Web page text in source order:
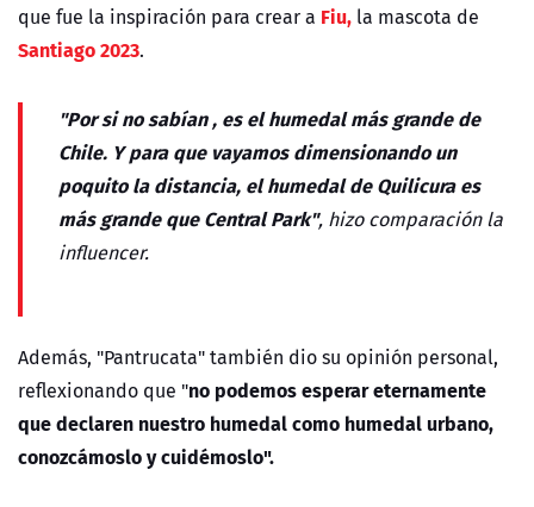
que fue la inspiración para crear a Fiu, la mascota de
Santiago 2023.
"Por si no sabían , es el humedal más grande de
Chile. Y para que vayamos dimensionando un
poquito la distancia, el humedal de Quilicura es
más grande que Central Park", hizo comparación la
influencer.
Además, "Pantrucata" también dio su opinión personal,
reflexionando que "no podemos esperar eternamente
que declaren nuestro humedal como humedal urbano,
conozcámoslo y cuidémoslo".